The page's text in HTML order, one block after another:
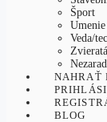
Šport
Umenie
Veda/
Zvieratá
NAHRAŤ
BLOG